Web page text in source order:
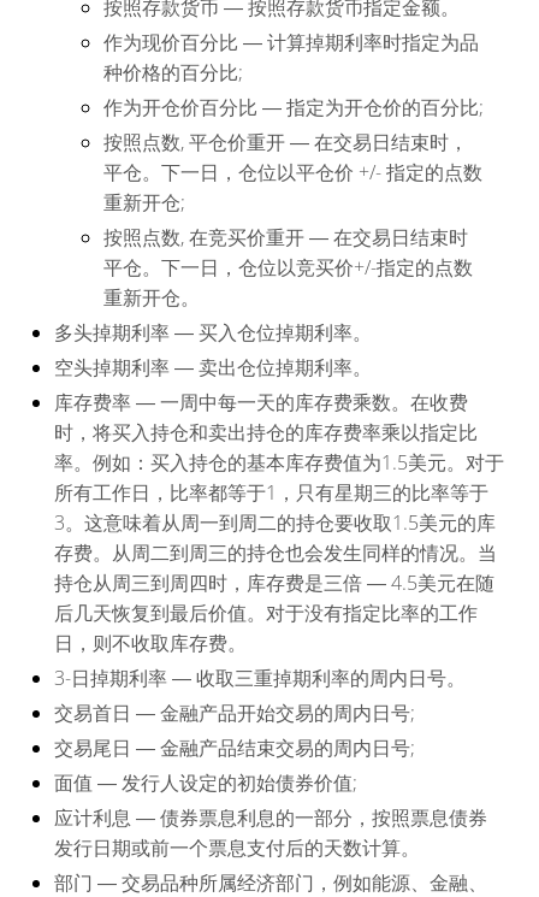
按照存款货币 ― 按照存款货币指定金额。
作为现价百分比 ― 计算掉期利率时指定为品
种价格的百分比;
作为开仓价百分比 ― 指定为开仓价的百分比;
按照点数, 平仓价重开― 在交易日结束时，
平仓。下一日，仓位以平仓价 +/- 指定的点数
重新开仓;
按照点数, 在竞买价重开― 在交易日结束时
平仓。下一日，仓位以竞买价+/-指定的点数
重新开仓。
多头掉期利率― 买入仓位掉期利率。
空头掉期利率― 卖出仓位掉期利率。
库存费率― 一周中每一天的库存费乘数。在收费
时，将买入持仓和卖出持仓的库存费率乘以指定比
率。例如：买入持仓的基本库存费值为1.5美元。对于
所有工作日，比率都等于1，只有星期三的比率等于
3。这意味着从周一到周二的持仓要收取1.5美元的库
存费。从周二到周三的持仓也会发生同样的情况。当
持仓从周三到周四时，库存费是三倍 ― 4.5美元在随
后几天恢复到最后价值。对于没有指定比率的工作
日，则不收取库存费。
3-日掉期利率― 收取三重掉期利率的周内日号。
交易首日 ― 金融产品开始交易的周内日号;
交易尾日 ― 金融产品结束交易的周内日号;
面值 ― 发行人设定的初始债券价值;
应计利息 ― 债券票息利息的一部分，按照票息债券
发行日期或前一个票息支付后的天数计算。
部门 ― 交易品种所属经济部门，例如能源、金融、